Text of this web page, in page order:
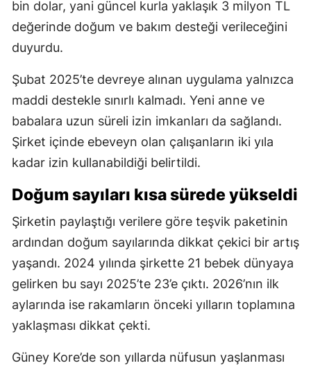
bin dolar, yani güncel kurla yaklaşık 3 milyon TL
değerinde doğum ve bakım desteği verileceğini
duyurdu.
Şubat 2025’te devreye alınan uygulama yalnızca
maddi destekle sınırlı kalmadı. Yeni anne ve
babalara uzun süreli izin imkanları da sağlandı.
Şirket içinde ebeveyn olan çalışanların iki yıla
kadar izin kullanabildiği belirtildi.
Doğum sayıları kısa sürede yükseldi
Şirketin paylaştığı verilere göre teşvik paketinin
ardından doğum sayılarında dikkat çekici bir artış
yaşandı. 2024 yılında şirkette 21 bebek dünyaya
gelirken bu sayı 2025’te 23’e çıktı. 2026’nın ilk
aylarında ise rakamların önceki yılların toplamına
yaklaşması dikkat çekti.
Güney Kore’de son yıllarda nüfusun yaşlanması